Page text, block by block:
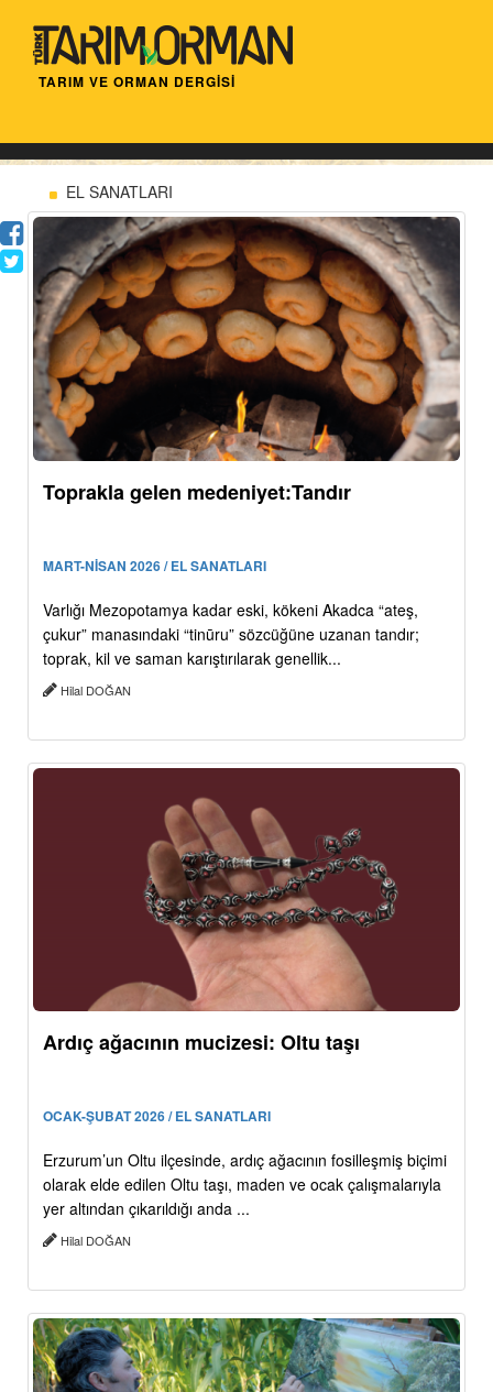
TARIM VE ORMAN DERGİSİ
EL SANATLARI
Toprakla gelen medeniyet:Tandır
MART-NİSAN 2026 / EL SANATLARI
Varlığı Mezopotamya kadar eski, kökeni Akadca “ateş,
çukur” manasındaki “tinūru” sözcüğüne uzanan tandır;
toprak, kil ve saman karıştırılarak genellik...
Hilal DOĞAN
Ardıç ağacının mucizesi: Oltu taşı
OCAK-ŞUBAT 2026 / EL SANATLARI
Erzurum’un Oltu ilçesinde, ardıç ağacının fosilleşmiş biçimi
olarak elde edilen Oltu taşı, maden ve ocak çalışmalarıyla
yer altından çıkarıldığı anda ...
Hilal DOĞAN